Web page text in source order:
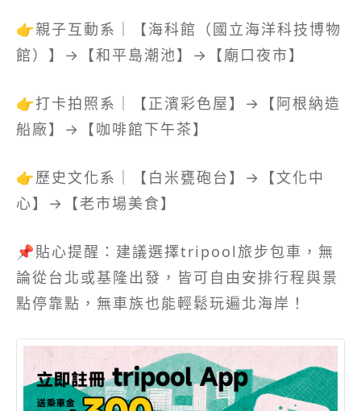
👉親子互動系｜【海科館（國立海洋科技博物
館）】→【和平島潮池】→【廟口夜市】
👉打卡拍照系｜【正濱彩色屋】→【阿根納造
船廠】→【咖啡館下午茶】
👉歷史文化系｜【白米甕砲台】→【文化中
心】→【老市場美食】
📌貼心提醒：建議選擇tripool旅步包車，無
論從台北或基隆出發，皆可自由安排行程與景
點停靠點，無車族也能輕鬆玩遍北海岸！